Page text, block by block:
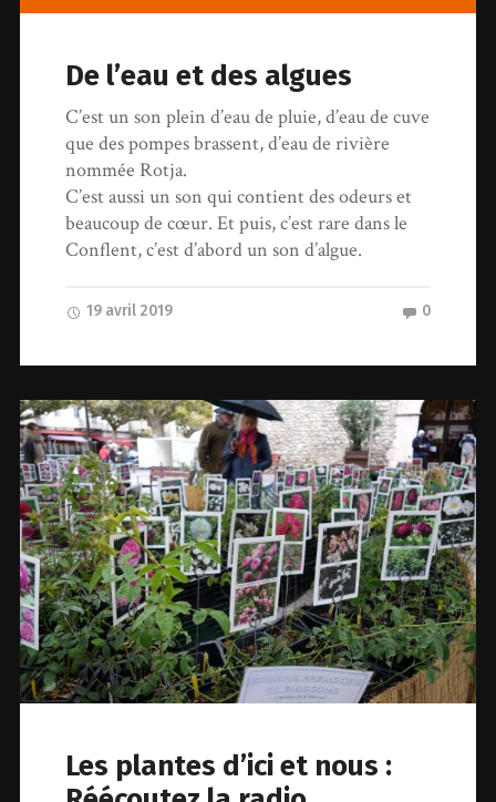
De l’eau et des algues
C’est un son plein d’eau de pluie, d’eau de cuve
que des pompes brassent, d’eau de rivière
nommée Rotja.
C’est aussi un son qui contient des odeurs et
beaucoup de cœur. Et puis, c’est rare dans le
Conflent, c’est d’abord un son d’algue.
19 avril 2019 0
Les plantes d’ici et nous :